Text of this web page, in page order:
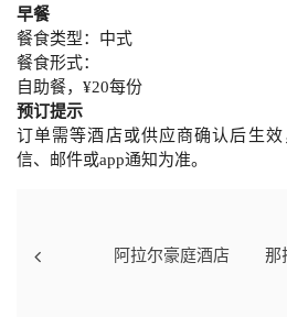
早餐
餐食类型：中式
餐食形式：
自助餐，¥20每份
预订提示
订单需等酒店或供应商确认后生
信、邮件或app通知为准。
阿拉尔豪庭酒店 那